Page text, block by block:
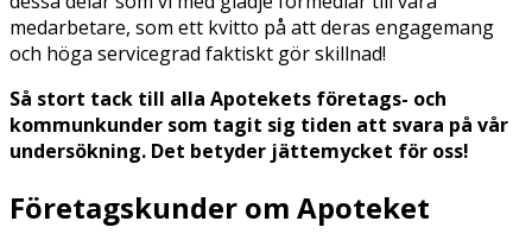
medarbetare, som ett kvitto på att deras engagemang
och höga servicegrad faktiskt gör skillnad!
Så stort tack till alla Apotekets företags- och
kommunkunder som tagit sig tiden att svara på vår
undersökning. Det betyder jättemycket för oss!
Företagskunder om Apoteket